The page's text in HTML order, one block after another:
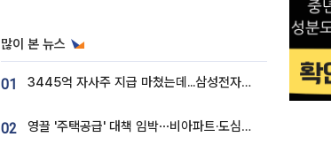
많이 본 뉴스
01 3445억 자사주 지급 마쳤는데...삼성전자 DX노조, 뒤늦은 '떼쓰기 집회'
02 영끌 '주택공급' 대책 임박⋯비아파트·도심복합까지 총동원